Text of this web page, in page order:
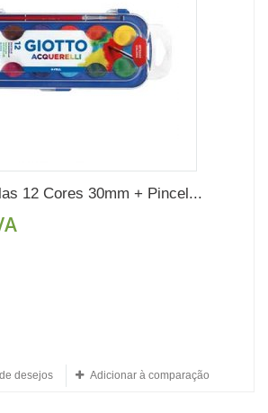
12 Cores 30mm + Pincel...
desejos Adicionar à comparação